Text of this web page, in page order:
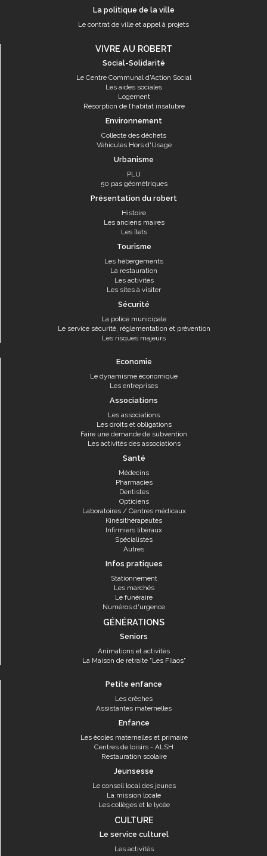
La politique de la ville
Le contrat de ville et appel à projets
VIVRE AU ROBERT
Social-Solidarité
Le Centre Communal d'Action Social
Les aides sociales
Logement
Résorption de l’habitat insalubre
Environnement
Collecte des déchets
Véhicules Hors d'Usage
Urbanisme
PLU
50 pas géométriques
Présentation du robert
Histoire
Les anciens maires
Les îlets
Tourisme
Les hébergements
La restauration
Les activités
Les sites à visiter
Sécurité
La police municipale
Le service sécurité, réglementation et prévention
Les risques majeurs
Economie
Le dynamisme économique
Les entreprises
Associations
Les associations
Les droits et obligations
Faire une demande de subvention
Les activités des associations
Santé
Médecins
Pharmacies
Dentistes
Opticiens
Laboratoires / Centres médicaux
Kinésithérapeutes
Infirmiers libéraux
Spécialistes
Autres
Infos pratiques
Stationnement
Les marchés
Le funéraire
Numéros d'urgence
GÉNÉRATIONS
Seniors
Animations et activités
La Maison de retraite "Les Filaos"
Petite enfance
Les crèches
Assistantes maternelles
Enfance
Les écoles maternelles et primaire
Centres de loisirs - ALSH
Restauration scolaire
Jeunsesse
Le conseil local des jeunes
La mission locale
Les collèges et le lycée
CULTURE
Le service culturel
Les activités